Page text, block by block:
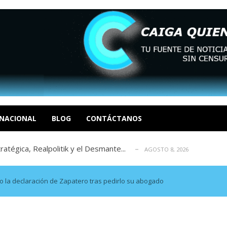
BLOG CONTÁCTANOS
EN LAS ORGANIZACIONES SOCIALES. Por: Dr. Al...
en la política: distinc... AGOSTO 7, 2026
costo del colapso eléctrico en...
Realpolitik y el Desmante...
García AGOSTO 7, 2026
EN LAS ORGANIZACIONES SOCIALES. Por: Dr. Al...
en la política: distinc... AGOSTO 7, 2026
costo del colapso eléctrico en... AGOSTO 7, 2026
Realpolitik y el Desmante...
la declaración de Zapatero tras pedirlo su abogado